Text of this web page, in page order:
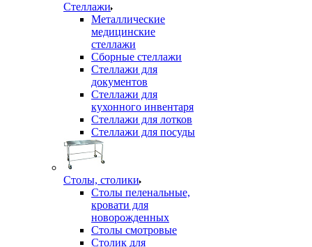
Стеллажи
Металлические
медицинские
стеллажи
Сборные стеллажи
Стеллажи для
документов
Стеллажи для
кухонного инвентаря
Стеллажи для лотков
Стеллажи для посуды
Столы, столики
Столы пеленальные,
кровати для
новорожденных
Столы смотровые
Столик для